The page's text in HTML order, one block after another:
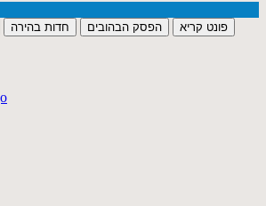
חדות בהירה הפסק הבהובים
פונט קריא